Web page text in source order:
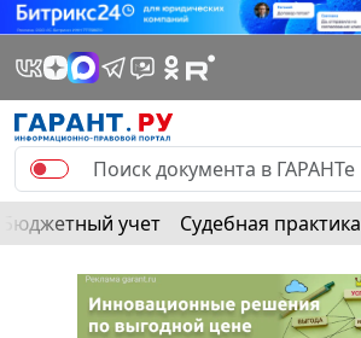
Бюджетный учет Судебная практика